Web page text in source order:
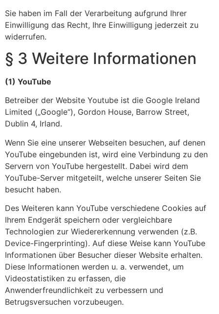
Sie haben im Fall der Verarbeitung aufgrund Ihrer
Einwilligung das Recht, Ihre Einwilligung jederzeit zu
widerrufen.
§ 3 Weitere Informationen
(1) YouTube
Betreiber der Website Youtube ist die Google Ireland
Limited („Google“), Gordon House, Barrow Street,
Dublin 4, Irland.
Wenn Sie eine unserer Webseiten besuchen, auf denen
YouTube eingebunden ist, wird eine Verbindung zu den
Servern von YouTube hergestellt. Dabei wird dem
YouTube-Server mitgeteilt, welche unserer Seiten Sie
besucht haben.
Des Weiteren kann YouTube verschiedene Cookies auf
Ihrem Endgerät speichern oder vergleichbare
Technologien zur Wiedererkennung verwenden (z.B.
Device-Fingerprinting). Auf diese Weise kann YouTube
Informationen über Besucher dieser Website erhalten.
Diese Informationen werden u. a. verwendet, um
Videostatistiken zu erfassen, die
Anwenderfreundlichkeit zu verbessern und
Betrugsversuchen vorzubeugen.